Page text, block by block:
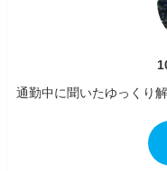
通勤中に聞いたゆっくり